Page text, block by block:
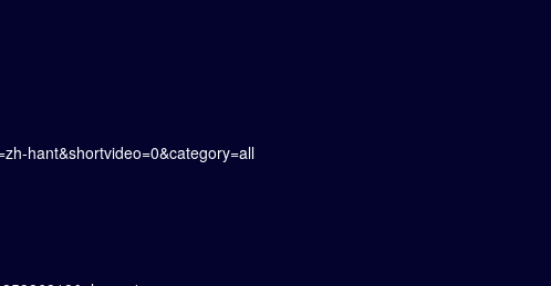
hant&shortvideo=0&category=all